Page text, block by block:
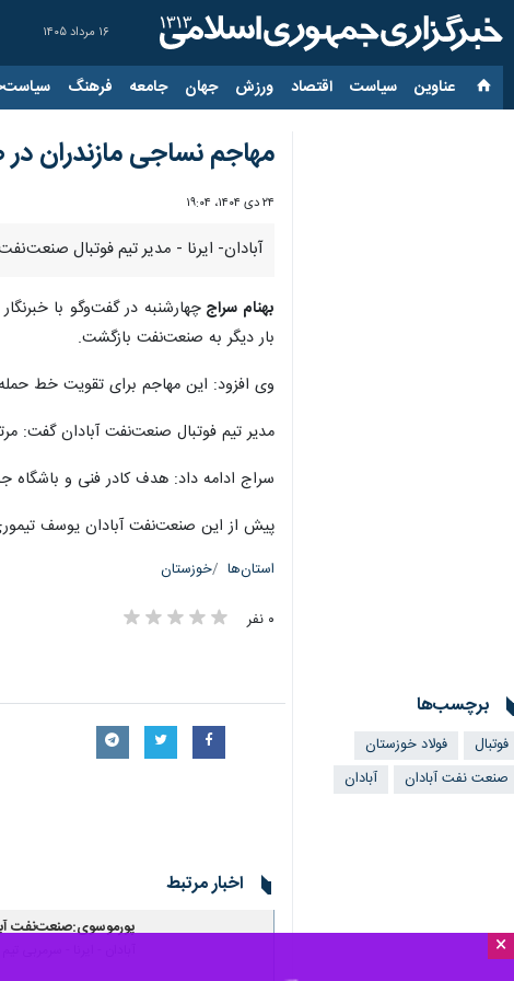
۱۶ مرداد ۱۴۰۵
عناوین‌ سیاست اقتصاد ورزش جهان جامعه فرهنگ
×
مهاجم نساجی مازندران
۲۴ دی ۱۴۰۴، ۱۹:۰۴
آبادان- ایرنا - مدیر تیم فوتبال
بهنام سراجچهارشنبه در گفت‌وگو با خبرنگار
بار دیگر به صنعت‌نفت بازگشت.
وی افزود: این مهاجم برای تقویت خط
مدیر تیم فوتبال صنعت‌نفت آبادان گفت:
سراج ادامه داد: هدف کادر فنی و
پیش از این صنعت‌نفت آبادان یوسف
استان‌ها خوزستان
۰ نفر
برچسب‌ها
فوتبال
فولاد خوزستان
صنعت نفت آبادان
آبادان
اخبار مرتبط
پورموسوی:صنعت‌نفت